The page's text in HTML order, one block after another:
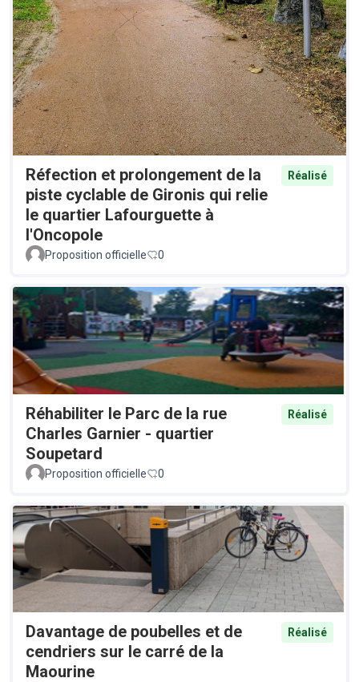
Réfection et prolongement de la
piste cyclable de Gironis qui relie
le quartier Lafourguette à
l'Oncopole
Réalisé
Proposition officielle 0
Réhabiliter le Parc de la rue
Charles Garnier - quartier
Soupetard
Réalisé
Proposition officielle 0
Davantage de poubelles et de
cendriers sur le carré de la
Maourine
Réalisé